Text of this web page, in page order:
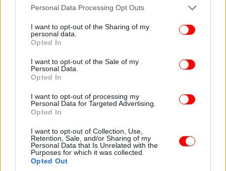
Please note that this website/app uses one or more Google
not limited to your visit or usage behaviour. You may click to
grant or deny consent to Google and its third-party tags to
use your data for below specified purposes in below Google
consent section.
Personal Data Processing Opt Outs
I want to opt-out of the Sharing of my
personal data.
Opted In
I want to opt-out of the Sale of my
Personal Data.
Opted In
I want to opt-out of processing my
Personal Data for Targeted Advertising.
Opted In
I want to opt-out of Collection, Use,
Retention, Sale, and/or Sharing of my
Personal Data that Is Unrelated with the
Purposes for which it was collected.
Opted Out
Αυστρία ή την Ολλανδία να διατίθενται με
ρυθμισμένα χαμηλά ενοίκια. Παρόμοιες
πρωτοβουλίες έχουν αναληφθεί και στη
σοσιαλιστική Ισπανία. Δεν το γνωρίζουν άραγε